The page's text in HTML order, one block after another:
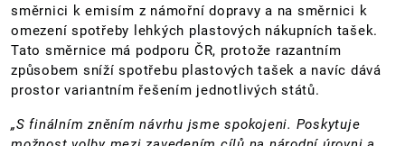
směrnici k emisím z námořní dopravy a na směrnici k
omezení spotřeby lehkých plastových nákupních tašek.
Tato směrnice má podporu ČR, protože razantním
způsobem sníží spotřebu plastových tašek a navíc dává
prostor variantním řešením jednotlivých států.
„S finálním zněním návrhu jsme spokojeni. Poskytuje